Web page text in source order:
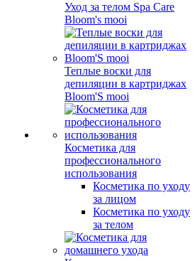
Уход за телом Spa Care
Bloom's mooi
Теплые воски для
депиляции в картриджах
Bloom'S mooi
Косметика для
профессионального
использования
Косметика по уходу
за лицом
Косметика по уходу
за телом